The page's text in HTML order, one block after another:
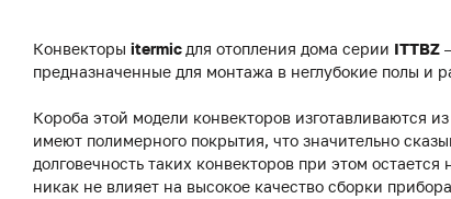
Конвекторы itermic для отопления дома серии ITTBZ
предназначенные для монтажа в неглубокие полы и
Короба этой модели конвекторов изготавливаются
имеют полимерного покрытия, что значительно
долговечность таких конвекторов при этом
никак не влияет на высокое качество сборки